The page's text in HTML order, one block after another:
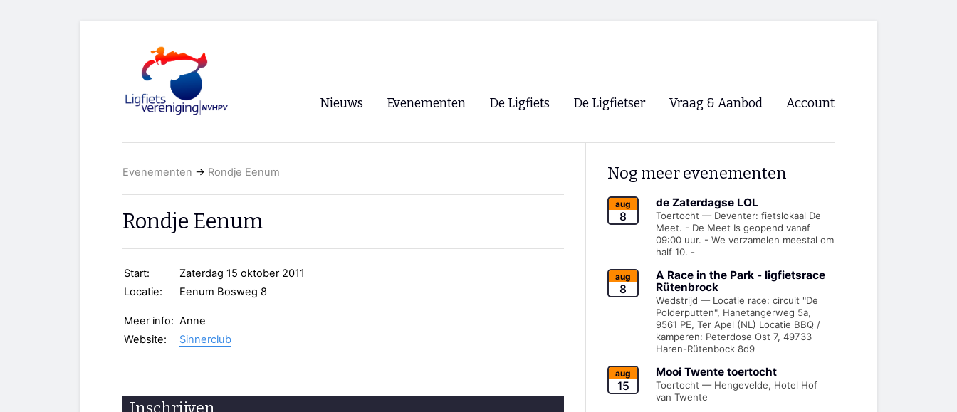
Nieuws Evenementen
WK Ligfietsen 2026
De Ligfiets De Ligfietser
Ligfietsvereninging NVHPV
Lokale Fietsverenigingen
EHPVA & EuSupino 🡺
Forum ligfietsers.nl 🡺
Vraag & Aanbod Account
Registreren
Evenementen → Rondje Eenum
Rondje Eenum
Start:
Zaterdag 15 oktober 2011
Locatie:
Eenum Bosweg 8
Meer info: Anne
Website:
Sinnerclub
Nog meer evenementen
aug
8
de Zaterdagse LOL
Toertocht — Deventer: fietslokaal De
Meet. - De Meet Is geopend vanaf
09:00 uur. - We verzamelen meestal om
half 10. -
aug
8
A Race in the Park - ligfietsrace
Rütenbrock
Wedstrijd — Locatie race: circuit "De
Polderputten", Hanetangerweg 5a,
9561 PE, Ter Apel (NL) Locatie BBQ /
kamperen: Peterdose Ost 7, 49733
Haren-Rütenbock 8d9
aug
15
Mooi Twente toertocht
Toertocht — Hengevelde, Hotel Hof
van Twente